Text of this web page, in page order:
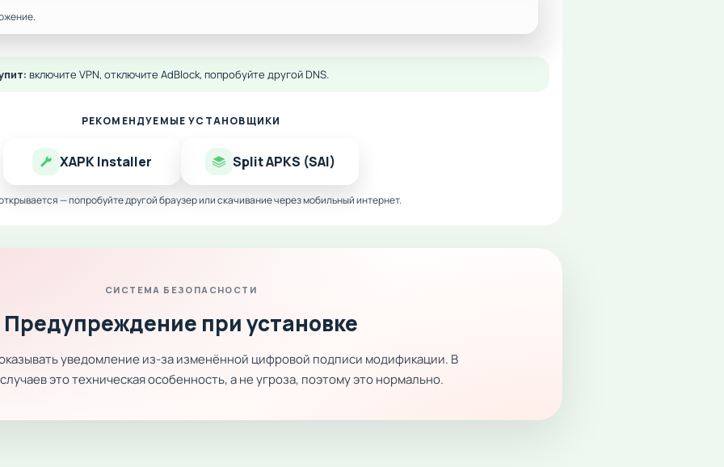
включите VPN, отключите AdBlock, попробуйте другой DNS.
РЕКОМЕНДУЕМЫЕ УСТАНОВЩИКИ
XAPK Installer Split APKS (SAI)
— попробуйте другой браузер или скачивание через мобильный интернет.
СИСТЕМА БЕЗОПАСНОСТИ
Предупреждение при установке
уведомление из-за изменённой цифровой подписи модификации. В
это техническая особенность, а не угроза, поэтому это нормально.